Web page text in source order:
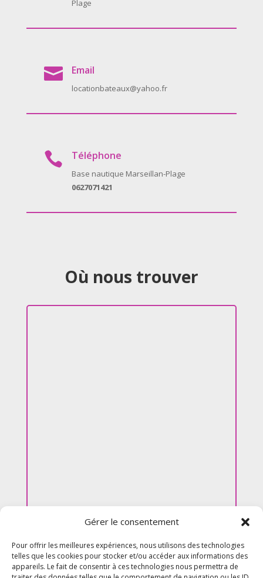
Gérer le consentement
Pour offrir les meilleures expériences, nous utilisons des technologies
telles que les cookies pour stocker et/ou accéder aux informations des
appareils. Le fait de consentir à ces technologies nous permettra de
Plage
 Email
locationbateaux@yahoo.fr
 Téléphone
Base nautique Marseillan-Plage
0627071421
Où nous trouver